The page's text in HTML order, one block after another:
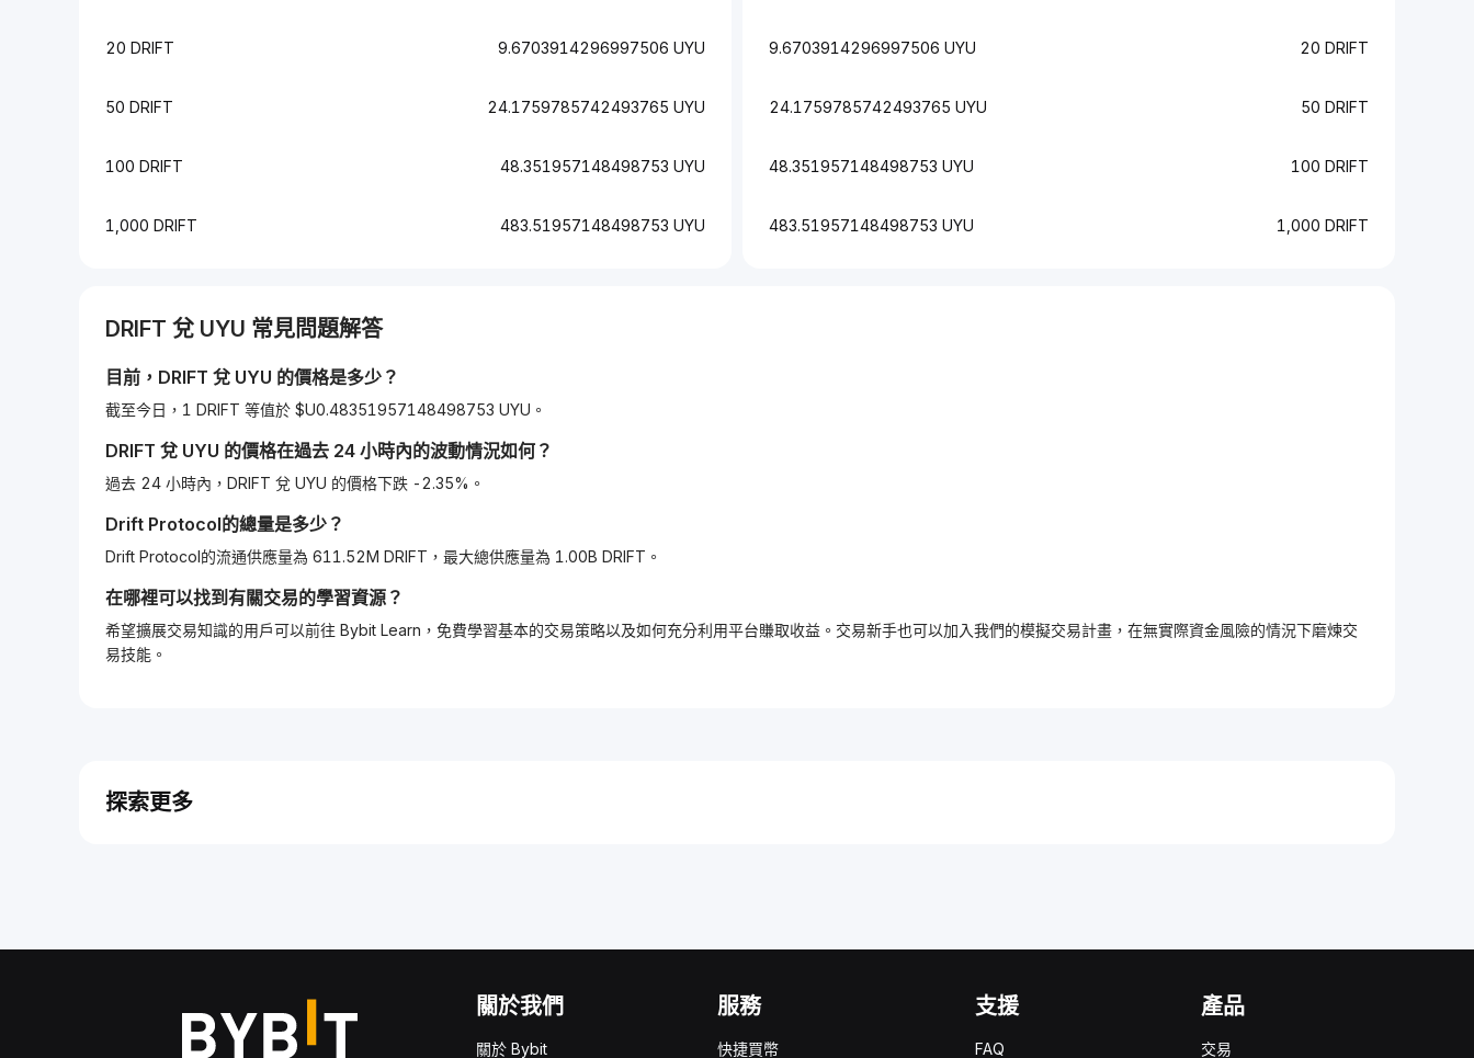
20 DRIFT 9.6703914296997506 UYU
50 DRIFT 24.1759785742493765 UYU
100 DRIFT 48.351957148498753 UYU
1,000 DRIFT 483.51957148498753 UYU
9.6703914296997506 UYU 20 DRIFT
24.1759785742493765 UYU 50 DRIFT
48.351957148498753 UYU 100 DRIFT
483.51957148498753 UYU 1,000 DRIFT
DRIFT 兌 UYU 常見問題解答
目前， DRIFT 兌 UYU 的價格是多少？
截至今日，1 DRIFT 等值於 $U0.48351957148498753 UYU。
DRIFT 兌 UYU 的價格在過去 24 小時內的波動情況如何？
過去 24 小時內，DRIFT 兌 UYU 的價格下跌 -2.35%。
Drift Protocol的總量是多少？
Drift Protocol的流通供應量為 611.52M DRIFT，最大總供應量為 1.00B DRIFT。
在哪裡可以找到有關交易的學習資源？
希望擴展交易知識的用戶可以前往 Bybit Learn，免費學習基本的交易策略以及如何充分利用平台賺取收益。交易新手也可以加入我們的模擬交易計畫，在無實際資金風險的情況下磨煉交
易技能。
探索更多
關於我們
關於 Bybit
服務
快捷買幣
支援
FAQ
產品
交易